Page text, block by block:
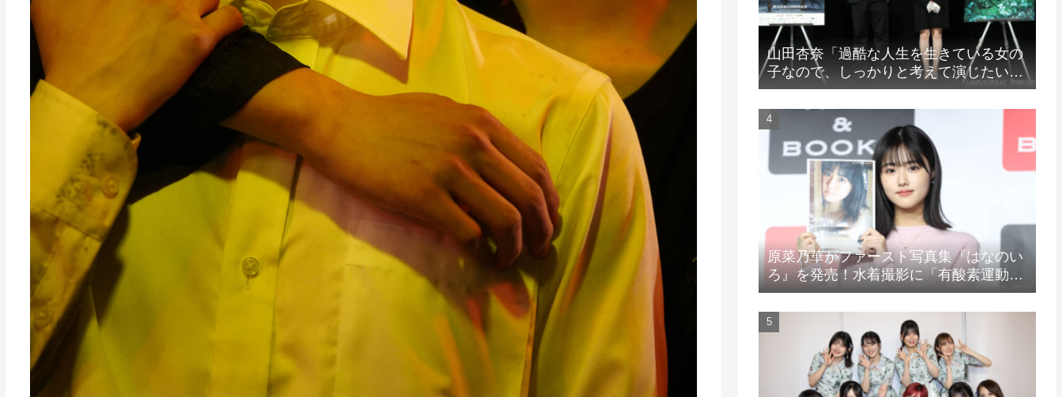
山田杏奈「過酷な人生を生きている女の
子なので、しっかりと考えて演じたいな
と」映画『山女』東京国際映画祭Q&A
原菜乃華がファースト写真集『はなのい
ろ』を発売！水着撮影に「有酸素運動と
筋トレを頑張りました」